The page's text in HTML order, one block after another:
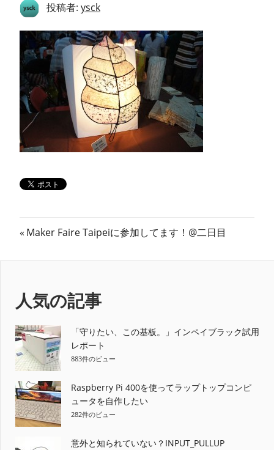
イ
エ
ン
ス
マ
ン
投稿者: ysck
投
稿
ビ
ゲ
ー
シ
ョ
ン
前
Maker Faire Taipeiに参加してます！@二日目
人気の記事
「守りたい、この基板。」インペイブラック試用
レポート
883件のビュー
Raspberry Pi 400を使ってラップトップコンピ
ュータを自作したい
282件のビュー
意外と知られていない？INPUT_PULLUP